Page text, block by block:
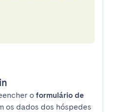
o formulário de
os dados dos hóspedes